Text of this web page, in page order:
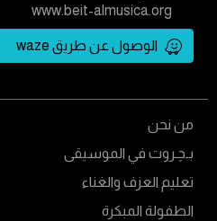
www.beit-almusica.org
الوصول عن طريق waze
من نحن
بـﭼـروت في الموسيقى
تعليم العزف والغناء
الطفولة المبكرة